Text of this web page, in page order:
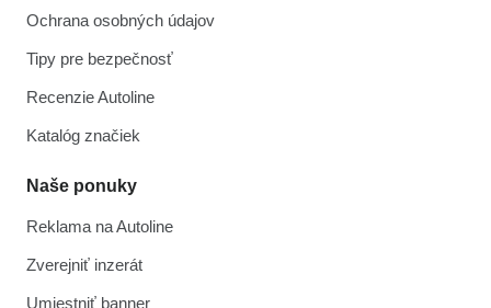
Ochrana osobných údajov
Tipy pre bezpečnosť
Recenzie Autoline
Katalóg značiek
Naše ponuky
Reklama na Autoline
Zverejniť inzerát
Umiestniť banner